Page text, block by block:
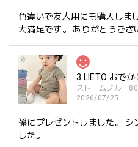
色違いで友人用にも購入しま
大満足です。 ありがとうござ
ストームブルー
2026/07/25
孫にプレゼントしました。
した。